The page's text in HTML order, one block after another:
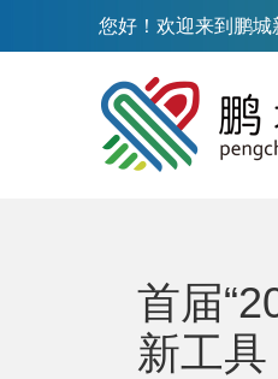
您好！欢迎来到鹏城
首届
新工具